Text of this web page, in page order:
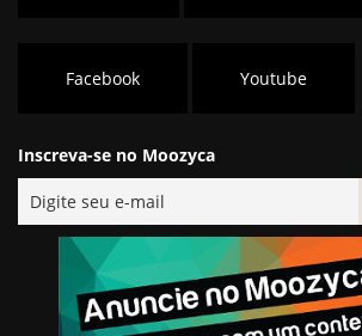
Facebook Youtube
Inscreva-se no Moozyca